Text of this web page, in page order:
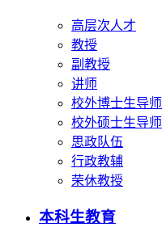
高层次人才
教授
副教授
讲师
校外博士生导师
校外硕士生导师
思政队伍
行政教辅
荣休教授
本科生教育